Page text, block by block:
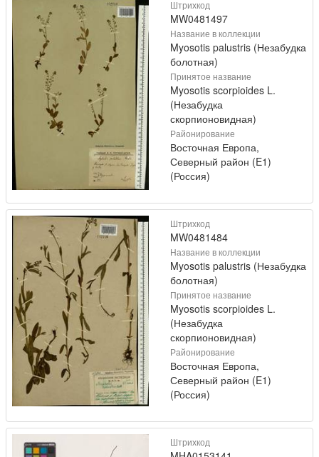
Штрихкод
MW0481497
Название в коллекции
Myosotis palustris (Незабудка
болотная)
Принятое название
Myosotis scorpioides L.
(Незабудка
скорпионовидная)
Районирование
Восточная Европа,
Северный район (E1)
(Россия)
Штрихкод
MW0481484
Название в коллекции
Myosotis palustris (Незабудка
болотная)
Принятое название
Myosotis scorpioides L.
(Незабудка
скорпионовидная)
Районирование
Восточная Европа,
Северный район (E1)
(Россия)
Штрихкод